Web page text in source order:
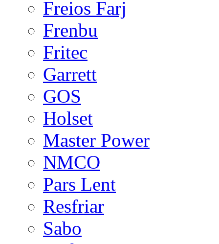
Freios Farj
Frenbu
Fritec
Garrett
GOS
Holset
Master Power
NMCO
Pars Lent
Resfriar
Sabo